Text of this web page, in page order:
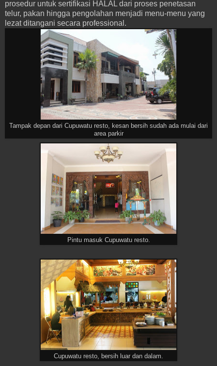
prosedur untuk sertifikasi HALAL dari proses penetasan
telur, pakan hingga pengolahan menjadi menu-menu yang
lezat ditangani secara professional.
Tampak depan dari Cupuwatu resto, kesan bersih sudah ada mulai dari
area parkir
Pintu masuk Cupuwatu resto.
Cupuwatu resto, bersih luar dan dalam.